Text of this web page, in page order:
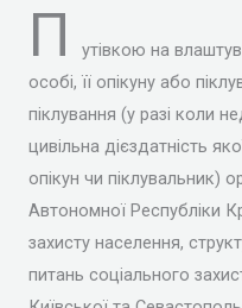
П
утівкою на
особі, її опікуну або
піклування (у разі коли
цивільна дієздатність
опікун чи піклувальник)
Автономної Республіки
захисту населення,
питань соціального